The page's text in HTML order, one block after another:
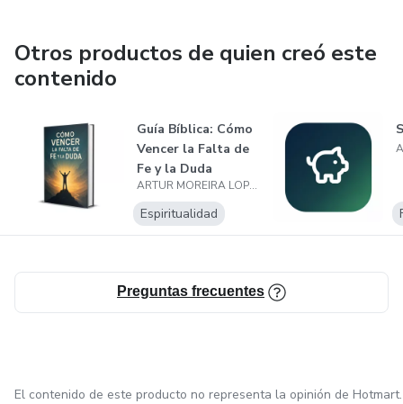
Otros productos de quien creó este
contenido
Guía Bíblica: Cómo
Vencer la Falta de
Fe y la Duda
ARTUR MOREIRA LOPES
Espiritualidad
Preguntas frecuentes
El contenido de este producto no representa la opinión de Hotmart.